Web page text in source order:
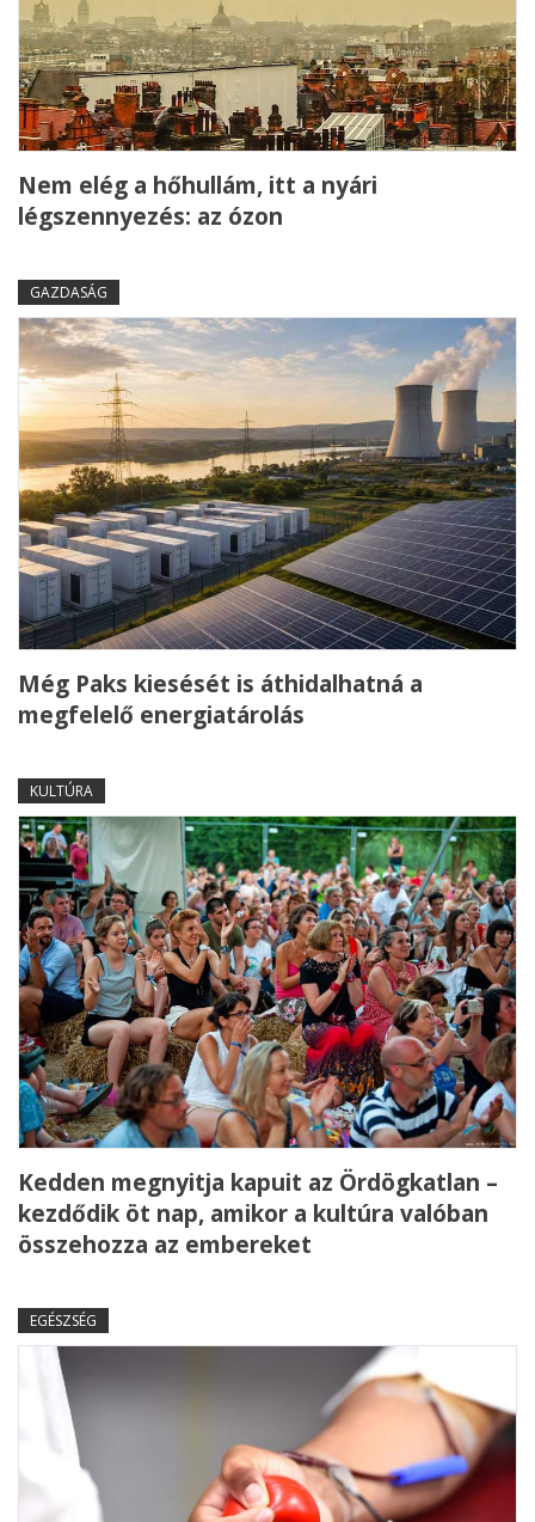
Nem elég a hőhullám, itt a nyári
légszennyezés: az ózon
GAZDASÁG
Még Paks kiesését is áthidalhatná a
megfelelő energiatárolás
KULTÚRA
Kedden megnyitja kapuit az Ördögkatlan –
kezdődik öt nap, amikor a kultúra valóban
összehozza az embereket
EGÉSZSÉG